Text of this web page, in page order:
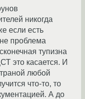
никогда
если есть
проблема
тупизна
это касается. И
любой
что-то, то
А до